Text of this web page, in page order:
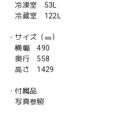
冷凍室 53L
冷蔵室 122L
・サイズ（㎜）
横幅 490
奥行 558
高さ 1429
・付属品
写真参照